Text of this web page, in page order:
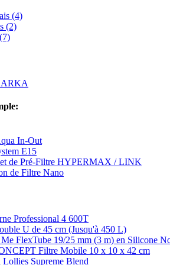
(4)
(2)
ARKA
In-Out
E15
de Pré-Filtre HYPERMAX / LINK
de Filtre Nano
Professional 4 600T
U de 45 cm (Jusqu'à 450 L)
FlexTube 19/25 mm (3 m) en Silicone
Filtre Mobile 10 x 10 x 42 cm
Supreme Blend